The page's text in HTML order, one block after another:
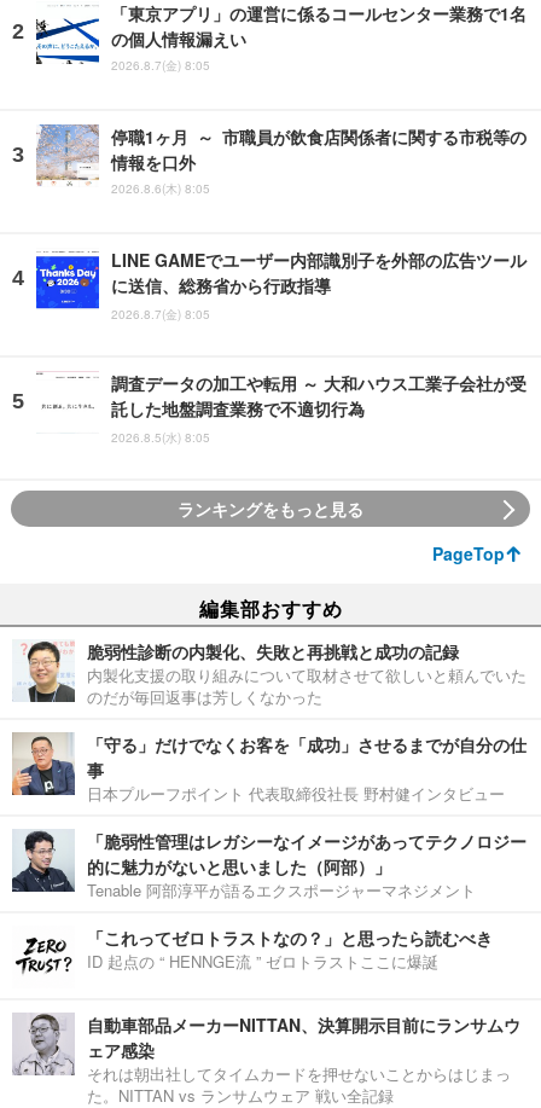
「東京アプリ」の運営に係るコールセンター業務で1名
の個人情報漏えい
2026.8.7(金) 8:05
停職1ヶ月 ～ 市職員が飲食店関係者に関する市税等の
情報を口外
2026.8.6(木) 8:05
LINE GAMEでユーザー内部識別子を外部の広告ツール
に送信、総務省から行政指導
2026.8.7(金) 8:05
調査データの加工や転用 ～ 大和ハウス工業子会社が受
託した地盤調査業務で不適切行為
2026.8.5(水) 8:05
ランキングをもっと見る
PageTop
編集部おすすめ
脆弱性診断の内製化、失敗と再挑戦と成功の記録
内製化支援の取り組みについて取材させて欲しいと頼んでいた
のだが毎回返事は芳しくなかった
「守る」だけでなくお客を「成功」させるまでが自分の仕
事
日本プルーフポイント 代表取締役社長 野村健インタビュー
「脆弱性管理はレガシーなイメージがあってテクノロジー
的に魅力がないと思いました（阿部）」
Tenable 阿部淳平が語るエクスポージャーマネジメント
「これってゼロトラストなの？」と思ったら読むべき
ID 起点の “ HENNGE流 ” ゼロトラストここに爆誕
自動車部品メーカーNITTAN、決算開示目前にランサムウ
ェア感染
それは朝出社してタイムカードを押せないことからはじまっ
た。NITTAN vs ランサムウェア 戦い全記録